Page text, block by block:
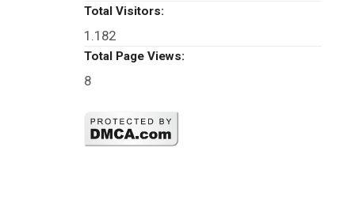
Total Visitors:
1.182
Total Page Views:
8